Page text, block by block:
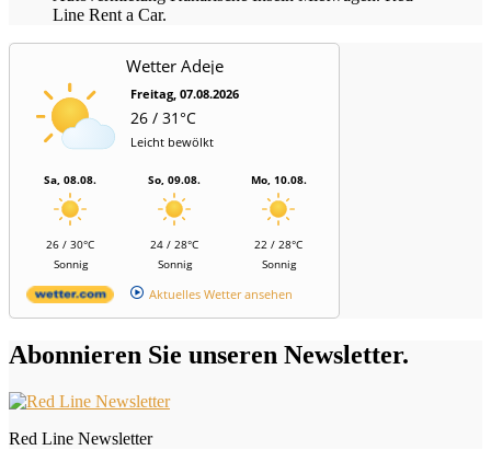
Line Rent a Car.
Wetter Adeje
Freitag, 07.08.2026
26 / 31°C
Leicht bewölkt
Sa, 08.08.
26 / 30°C
Sonnig
So, 09.08.
24 / 28°C
Sonnig
Mo, 10.08.
22 / 28°C
Sonnig
Aktuelles Wetter ansehen
Abonnieren Sie unseren Newsletter.
Red Line Newsletter